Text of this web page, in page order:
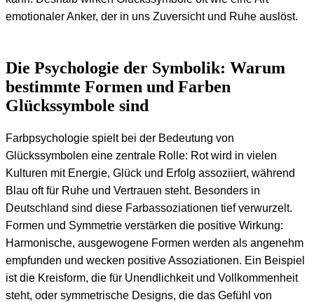
emotionaler Anker, der in uns Zuversicht und Ruhe auslöst.
Die Psychologie der Symbolik: Warum
bestimmte Formen und Farben
Glückssymbole sind
Farbpsychologie spielt bei der Bedeutung von
Glückssymbolen eine zentrale Rolle: Rot wird in vielen
Kulturen mit Energie, Glück und Erfolg assoziiert, während
Blau oft für Ruhe und Vertrauen steht. Besonders in
Deutschland sind diese Farbassoziationen tief verwurzelt.
Formen und Symmetrie verstärken die positive Wirkung:
Harmonische, ausgewogene Formen werden als angenehm
empfunden und wecken positive Assoziationen. Ein Beispiel
ist die Kreisform, die für Unendlichkeit und Vollkommenheit
steht, oder symmetrische Designs, die das Gefühl von